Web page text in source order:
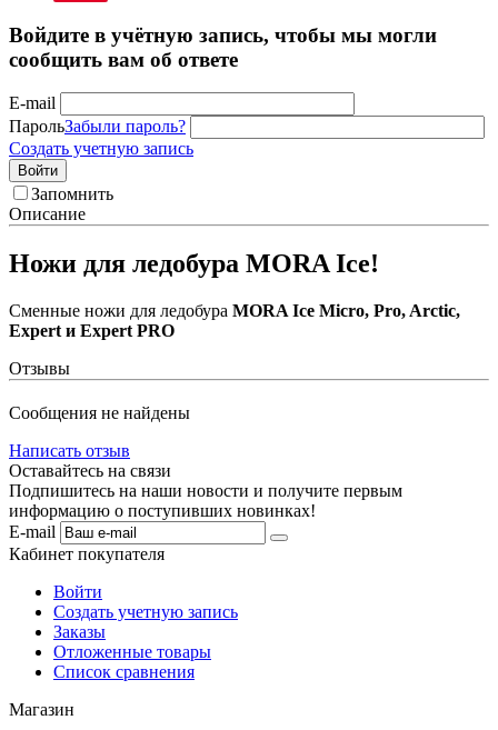
Войдите в учётную запись, чтобы мы могли
сообщить вам об ответе
E-mail
ПарольЗабыли пароль?
Создать учетную запись
Войти
Запомнить
Описание
Ножи для ледобура MORA Ice!
Сменные ножи для ледобура MORA Ice Micro, Pro, Arctic,
Expert и Expert PRO
Отзывы
Сообщения не найдены
Написать отзыв
Оставайтесь на связи
Подпишитесь на наши новости и получите первым
информацию о поступивших новинках!
E-mail
Кабинет покупателя
Войти
Создать учетную запись
Заказы
Отложенные товары
Список сравнения
Магазин